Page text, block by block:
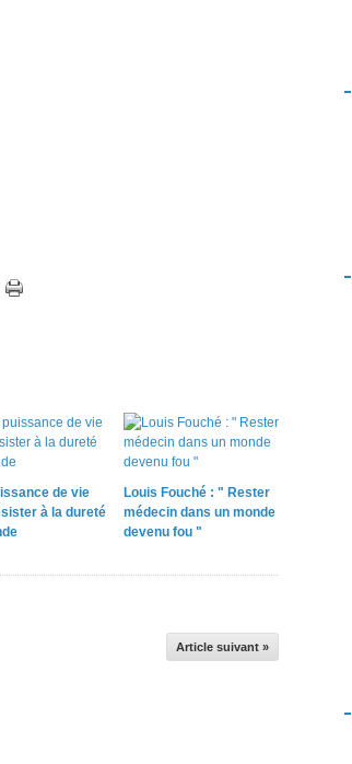
de vie
à la dureté
Louis Fouché : " Rester
médecin dans un monde
devenu fou "
Article suivant »